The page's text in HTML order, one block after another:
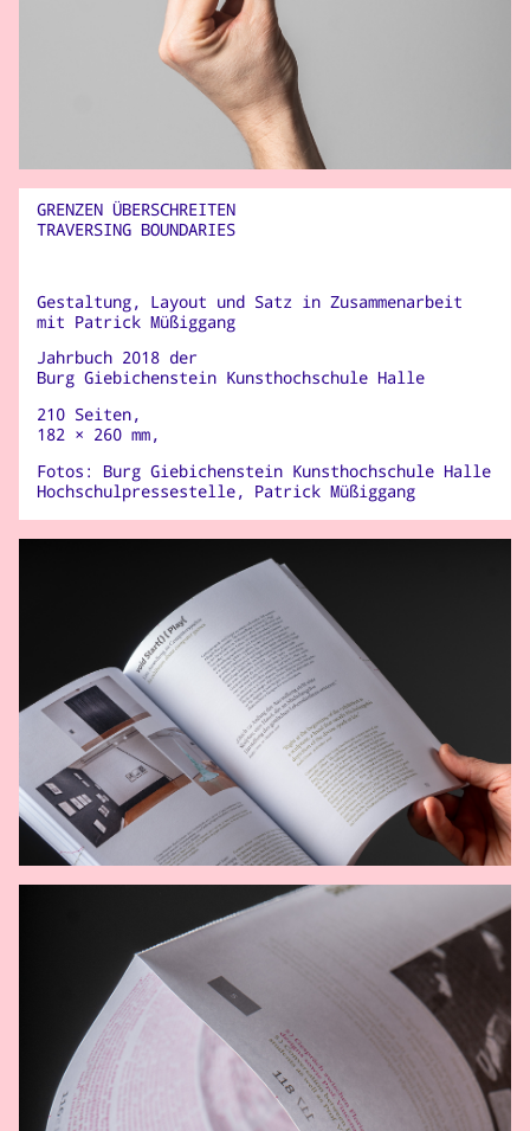
GRENZEN ÜBERSCHREITEN
TRAVERSING BOUNDARIES
Gestaltung, Layout und Satz in Zusammenarbeit
mit Patrick Müßiggang
Jahrbuch 2018 der
Burg Giebichenstein Kunsthochschule Halle
210 Seiten,
182 × 260 mm,
Fotos: Burg Giebichenstein Kunsthochschule Halle
Hochschulpressestelle, Patrick Müßiggang